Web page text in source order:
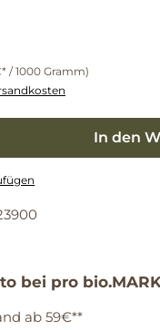
/ 1000 Gramm)
Wert ein oder
In den
bei pro
ab 59€**